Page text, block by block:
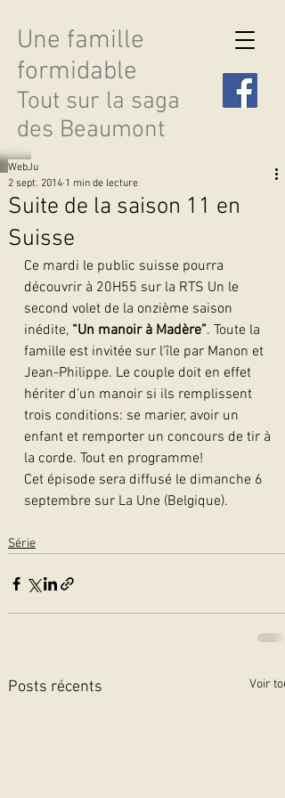
Une famille
formidable
Tout sur la saga
des Beaumont
Suite de la saison 11 en
Suisse
WebJu
2 sept. 2014 1 min de lecture
Ce mardi le public suisse pourra
découvrir à 20H55 sur la RTS Un le
second volet de la onzième saison
inédite, “Un manoir à Madère”. Toute la
famille est invitée sur l’île par Manon et
Jean-Philippe. Le couple doit en effet
hériter d’un manoir si ils remplissent
trois conditions: se marier, avoir un
enfant et remporter un concours de tir à
la corde. Tout en programme!
Cet épisode sera diffusé le dimanche 6
septembre sur La Une (Belgique).
Série
Posts récents Voir tout